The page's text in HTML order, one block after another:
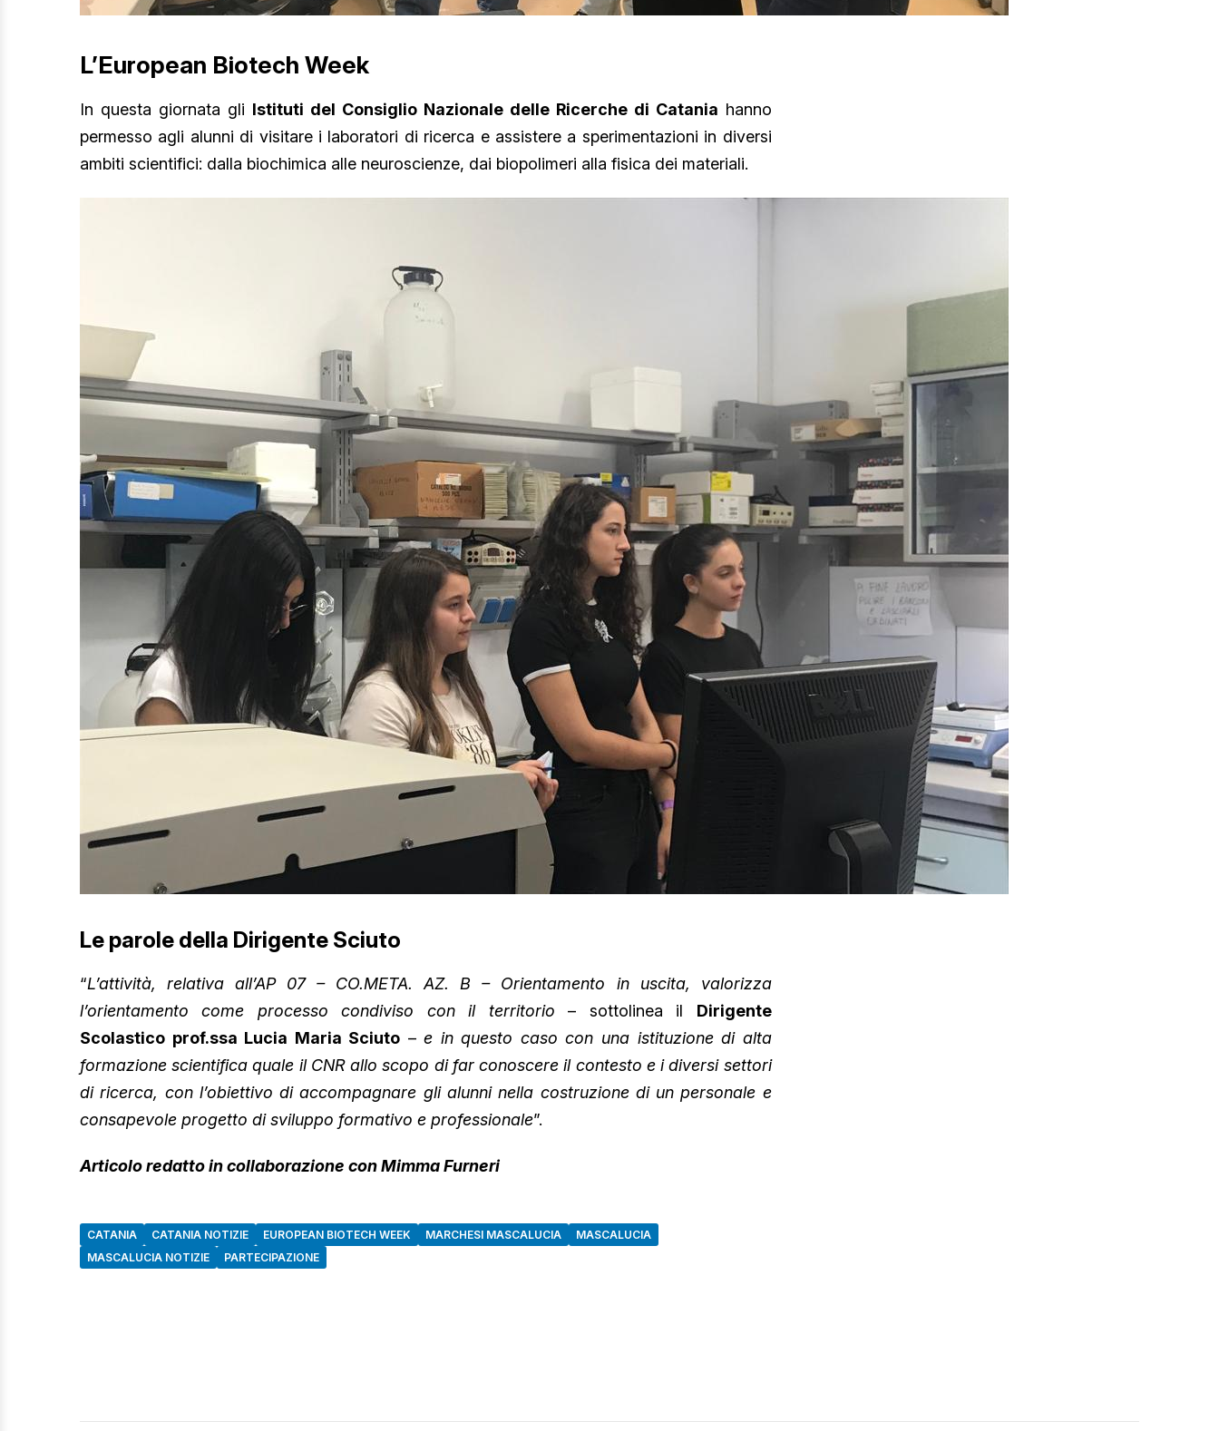
L’European Biotech Week
In questa giornata gli Istituti del Consiglio Nazionale delle Ricerche di Catania hanno
permesso agli alunni di visitare i laboratori di ricerca e assistere a sperimentazioni in diversi
ambiti scientifici: dalla biochimica alle neuroscienze, dai biopolimeri alla fisica dei materiali.
Le parole della Dirigente Sciuto
“L’attività, relativa all’AP 07 – CO.META. AZ. B – Orientamento in uscita, valorizza
l’orientamento come processo condiviso con il territorio – sottolinea il Dirigente
Scolastico prof.ssa Lucia Maria Sciuto –e in questo caso con una istituzione di alta
formazione scientifica quale il CNR allo scopo di far conoscere il contesto e i diversi settori
di ricerca, con l’obiettivo di accompagnare gli alunni nella costruzione di un personale e
consapevole progetto di sviluppo formativo e professionale”.
Articolo redatto in collaborazione con Mimma Furneri
CATANIA CATANIA NOTIZIE EUROPEAN BIOTECH WEEK MARCHESI MASCALUCIA
MASCALUCIA
MASCALUCIA NOTIZIE
PARTECIPAZIONE